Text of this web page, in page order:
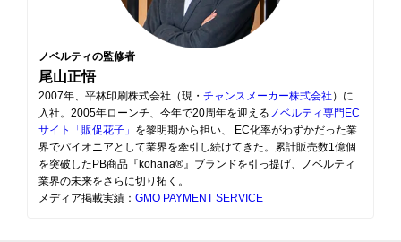
ノベルティの監修者
尾山正悟
2007年、平林印刷株式会社（現・ チャンスメーカー株式会社 ）に
入社。2005年ローンチ、今年で20周年を迎える ノベルティ専門EC
サイト「販促花子」 を黎明期から担い、 EC化率がわずかだった業
界でパイオニアとして業界を牽引し続けてきた。累計販売数1億個
を突破したPB商品『kohana®』ブランドを引っ提げ、ノベルティ
業界の未来をさらに切り拓く。
メディア掲載実績： GMO PAYMENT SERVICE